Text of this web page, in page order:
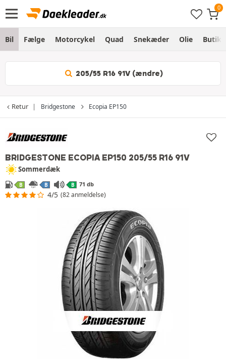
Bil Fælge Motorcykel Quad Snekæder Olie Butik
205/55 R16 91V (ændre)
Retur Bridgestone Ecopia EP150
BRIDGESTONE ECOPIA EP150 205/55 R16 91V
Sommerdæk
B B B 71 db
4/5 (82 anmeldelse)